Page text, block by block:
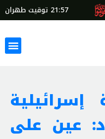
21:57 توقيت طهران
إسرائيلية
عين على